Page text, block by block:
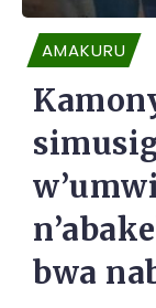
AMAKURU
bwa